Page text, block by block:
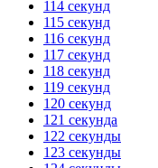
114 секунд
115 секунд
116 секунд
117 секунд
118 секунд
119 секунд
120 секунд
121 секунда
122 секунды
123 секунды